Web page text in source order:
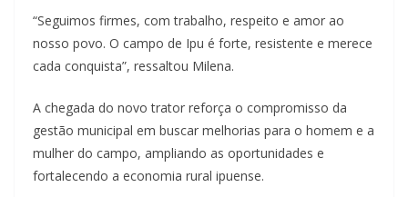
“Seguimos firmes, com trabalho, respeito e amor ao
nosso povo. O campo de Ipu é forte, resistente e merece
cada conquista”, ressaltou Milena.
A chegada do novo trator reforça o compromisso da
gestão municipal em buscar melhorias para o homem e a
mulher do campo, ampliando as oportunidades e
fortalecendo a economia rural ipuense.